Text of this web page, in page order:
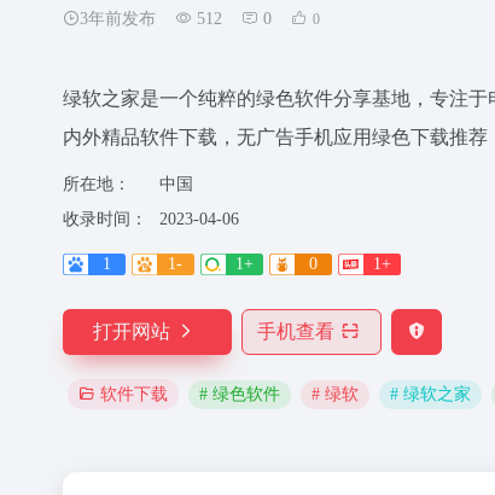
3年前发布 512 0 0
绿软之家是一个纯粹的绿色软件分享基地，专注
内外精品软件下载，无广告手机应用绿色下载推荐
所在地：
中国
收录时间：
2023-04-06
1 1- 1+ 0 1+
打开网站 手机查看
软件下载 # 绿色软件 # 绿软 # 绿软之家